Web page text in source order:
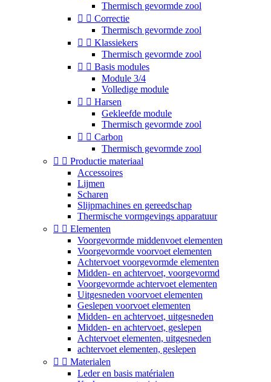
Thermisch gevormde zool
  Correctie
Thermisch gevormde zool
  Klassiekers
Thermisch gevormde zool
  Basis modules
Module 3/4
Volledige module
  Harsen
Gekleefde module
Thermisch gevormde zool
  Carbon
Thermisch gevormde zool
  Productie materiaal
Accessoires
Lijmen
Scharen
Slijpmachines en gereedschap
Thermische vormgevings apparatuur
  Elementen
Voorgevormde middenvoet elementen
Voorgevormde voorvoet elementen
Achtervoet voorgevormde elementen
Midden- en achtervoet, voorgevormd
Voorgevormde achtervoet elementen
Uitgesneden voorvoet elementen
Geslepen voorvoet elementen
Midden- en achtervoet, uitgesneden
Midden- en achtervoet, geslepen
Achtervoet elementen, uitgesneden
achtervoet elementen, geslepen
  Materialen
Leder en basis matérialen